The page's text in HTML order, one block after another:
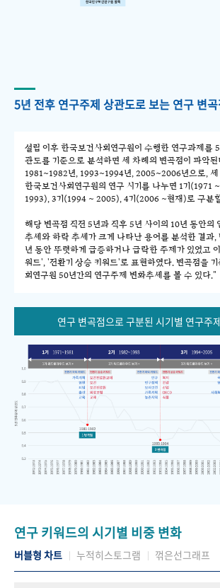
5년 전후 연구주제 상관도로 보는 연구 변
설립 이후 한국보건사회연구원이 수행한 연구과제를
관도를 기준으로 분석하면 세 차례의 변곡점이 파악
1981~1982년, 1993~1994년, 2005~2006년으로, 세
한국보건사회연구원의 연구 시기를 나누면 1기(1971
1993), 3기(1994 ~ 2005), 4기(2006 ~현재)로 구분
해당 변곡점 직전 5년과 직후 5년 사이의 10년 동안의
추세와 하락 추세가 크게 나타난 용어를 분석한 결과,
년 동안 뚜렷하게 급증하거나 급락한 주제가 있었고
워드', '전환기 상승 키워드'로 표현하였다. 변곡점을
회연구원 50년간의 연구주제 변화추세를 볼 수 있다."
연구 변곡점으로 구분된 시기별 연구주
연구 키워드의 시기별 비중 변화
버블형 차트 누적히스토그램 꺾은선그래프